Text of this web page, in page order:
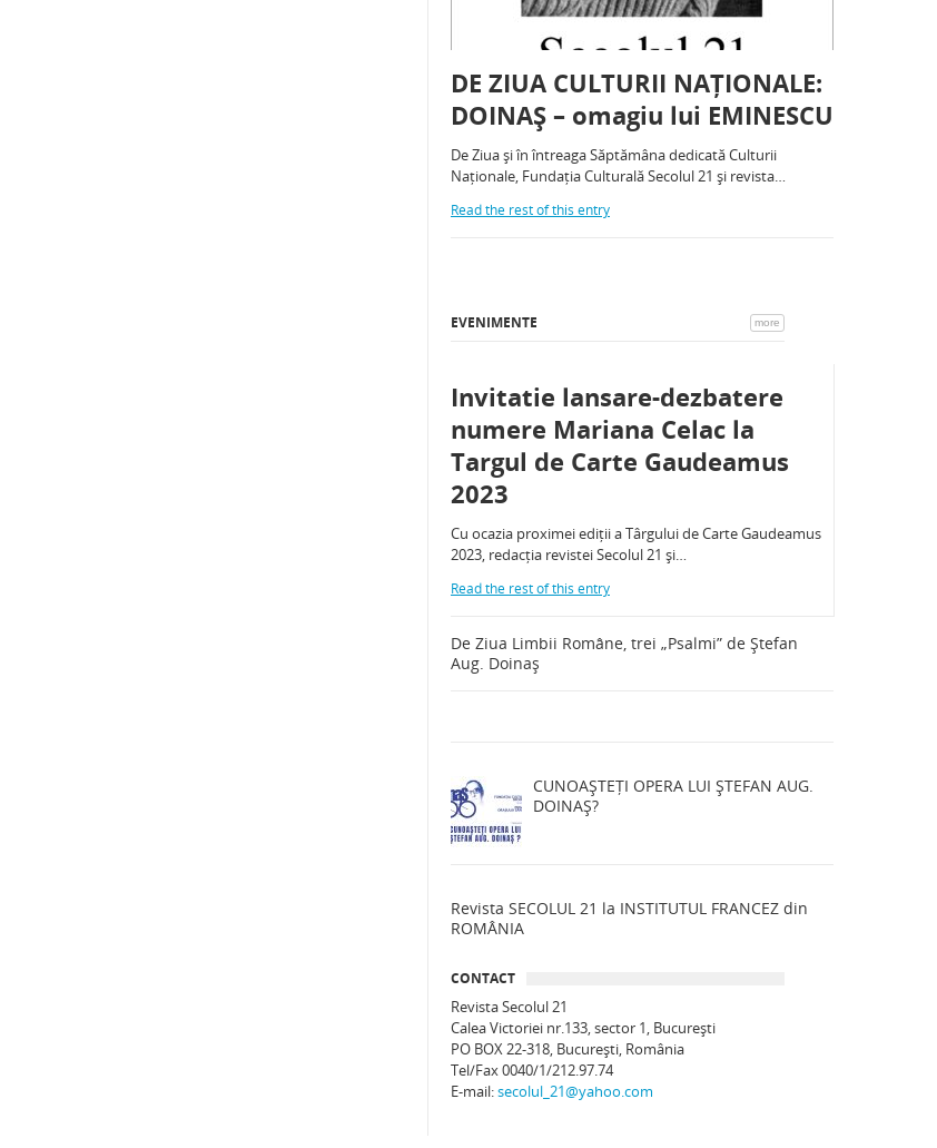
DE ZIUA CULTURII NAȚIONALE:
DOINAȘ – omagiu lui EMINESCU
De Ziua și în întreaga Săptămâna dedicată Culturii
Naționale, Fundația Culturală Secolul 21 și revista…
Read the rest of this entry
EVENIMENTE more
Invitatie lansare-dezbatere
numere Mariana Celac la
Targul de Carte Gaudeamus
2023
Cu ocazia proximei ediții a Târgului de Carte Gaudeamus
2023, redacția revistei Secolul 21 și…
Read the rest of this entry
De Ziua Limbii Române, trei „Psalmi” de Ștefan
Aug. Doinaș
CUNOAȘTEȚI OPERA LUI ȘTEFAN AUG.
DOINAȘ?
Revista SECOLUL 21 la INSTITUTUL FRANCEZ din
ROMÂNIA
CONTACT
Revista Secolul 21
Calea Victoriei nr.133, sector 1, Bucureşti
PO BOX 22-318, București, România
Tel/Fax 0040/1/212.97.74
E-mail:secolul_21@yahoo.com